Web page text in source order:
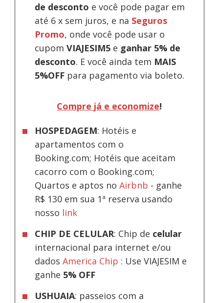
de desconto e você pode pagar em
até 6 x sem juros, e na Seguros
Promo, onde você pode usar o
cupomVIAJESIM5 e ganhar 5% de
desconto. E você ainda tem MAIS
5%OFF para pagamento via boleto.
Compre já e economize!
HOSPEDAGEM: Hotéis e
apartamentos com o
Booking.com; Hotéis que aceitam
cacorro com o Booking.com;
Quartos e aptos noAirbnb - ganhe
R$ 130 em sua 1ª reserva usando
nosso link
CHIP DE CELULAR: Chip de celular
internacional para internet e/ou
dadosAmerica Chip : Use VIAJESIM e
ganhe 5% OFF
USHUAIA: passeios com a